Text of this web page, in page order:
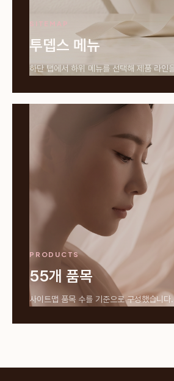
SITEMAP
투뎁스 메뉴
하단 탭에서 하위 메뉴를 선택해 제품 라인
PRODUCTS
55개 품목
사이트맵 품목 수를 기준으로 구성했습니다.